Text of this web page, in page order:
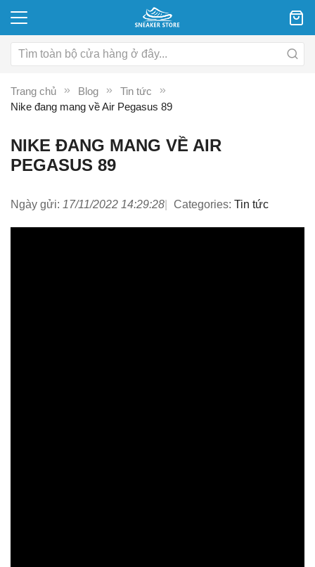
Trang chủ Blog
Tin tức
Nike đang mang về Air Pegasus 89
NIKE ĐANG MANG VỀ AIR
PEGASUS 89
Ngày gửi: 17/11/2022 14:29:28 Categories: Tin tức